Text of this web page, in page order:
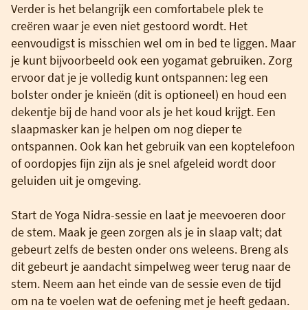
Verder is het belangrijk een comfortabele plek te
creëren waar je even niet gestoord wordt. Het
eenvoudigst is misschien wel om in bed te liggen. Maar
je kunt bijvoorbeeld ook een yogamat gebruiken. Zorg
ervoor dat je je volledig kunt ontspannen: leg een
bolster onder je knieën (dit is optioneel) en houd een
dekentje bij de hand voor als je het koud krijgt. Een
slaapmasker kan je helpen om nog dieper te
ontspannen. Ook kan het gebruik van een koptelefoon
of oordopjes fijn zijn als je snel afgeleid wordt door
geluiden uit je omgeving.
Start de Yoga Nidra-sessie en laat je meevoeren door
de stem. Maak je geen zorgen als je in slaap valt; dat
gebeurt zelfs de besten onder ons weleens. Breng als
dit gebeurt je aandacht simpelweg weer terug naar de
stem. Neem aan het einde van de sessie even de tijd
om na te voelen wat de oefening met je heeft gedaan.